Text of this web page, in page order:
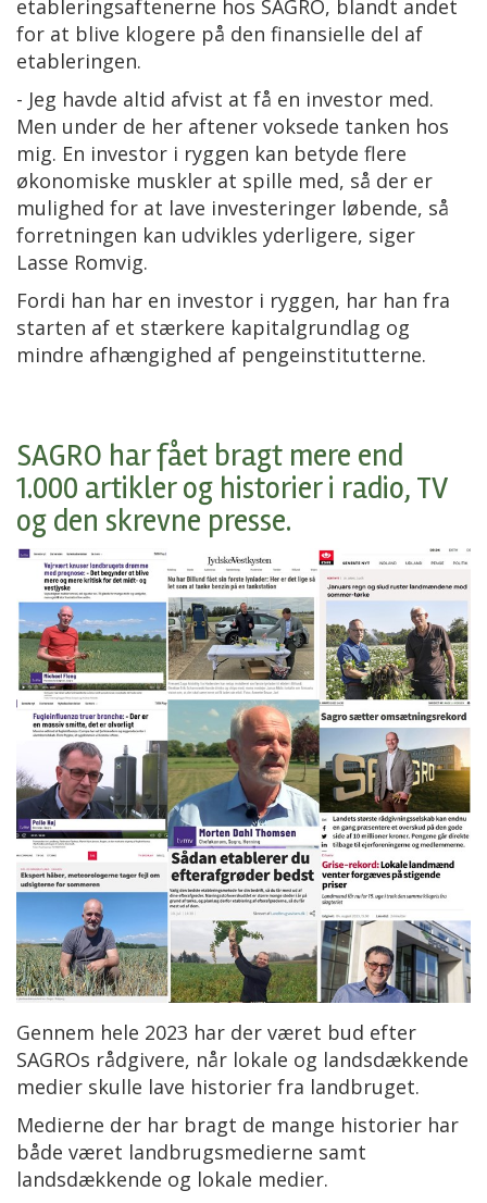
etableringsaftenerne hos SAGRO, blandt andet
for at blive klogere på den finansielle del af
etableringen.
- Jeg havde altid afvist at få en investor med.
Men under de her aftener voksede tanken hos
mig. En investor i ryggen kan betyde flere
økonomiske muskler at spille med, så der er
mulighed for at lave investeringer løbende, så
forretningen kan udvikles yderligere, siger
Lasse Romvig.
Fordi han har en investor i ryggen, har han fra
starten af et stærkere kapitalgrundlag og
mindre afhængighed af pengeinstitutterne.
SAGRO har fået bragt mere end
1.000 artikler og historier i radio, TV
og den skrevne presse.
Gennem hele 2023 har der været bud efter
SAGROs rådgivere, når lokale og landsdækkende
medier skulle lave historier fra landbruget.
Medierne der har bragt de mange historier har
både været landbrugsmedierne samt
landsdækkende og lokale medier.